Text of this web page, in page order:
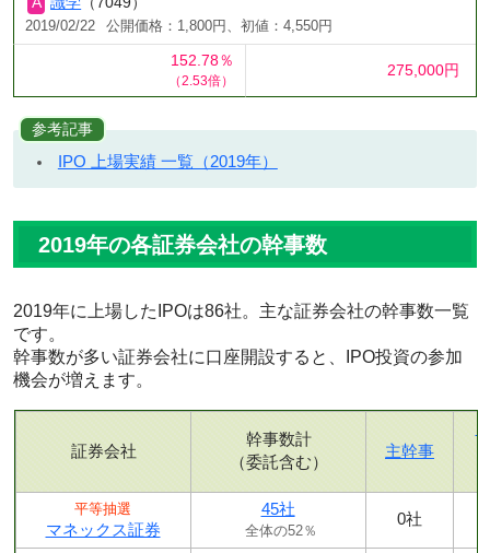
2019/02/22 公開価格：1,800円、初値：4,550円
152.78％
（2.53倍）
275,000円
参考記事
IPO 上場実績 一覧（2019年）
2019年の各証券会社の幹事数
2019年に上場したIPOは86社。主な証券会社の幹事数一覧
です。
幹事数が多い証券会社に口座開設すると、IPO投資の参加
機会が増えます。
証券会社
幹事数計
（委託含む）
主幹事
平等抽選
マネックス証券
45社
全体の52％
0社